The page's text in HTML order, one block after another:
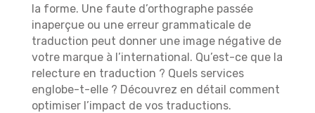
la forme. Une faute d’orthographe passée
inaperçue ou une erreur grammaticale de
traduction peut donner une image négative de
votre marque à l’international. Qu’est-ce que la
relecture en traduction ? Quels services
englobe-t-elle ? Découvrez en détail comment
optimiser l’impact de vos traductions.